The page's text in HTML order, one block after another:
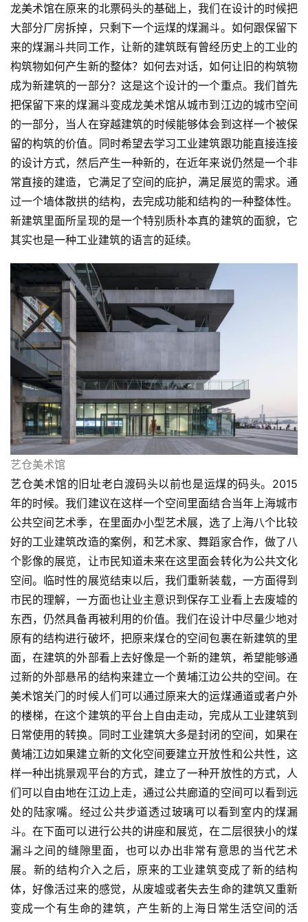
龙美术馆在原来的北票码头的基础上，我们在设计的时候把
大部分厂房拆掉，只剩下一个运煤的煤漏斗。如何跟保留下
来的煤漏斗共同工作，让新的建筑既有曾经历史上的工业的
构筑物如何产生新的整体？如何去对话，如何让旧的构筑物
成为新建筑的一部分？这是这个设计的一个重点。我们首先
把保留下来的煤漏斗变成龙美术馆从城市到江边的城市空间
的一部分，当人在穿越建筑的时候能够体会到这样一个被保
留的构筑的价值。同时希望去学习工业建筑跟功能直接连接
的设计方式，然后产生一种新的，在近年来说仍然是一个非
常直接的建造，它满足了空间的庇护，满足展览的需求。通
过一个墙体散拱的结构，去完成功能和结构的一种整体性。
新建筑里面所呈现的是一个特别质朴本真的建筑的面貌，它
其实也是一种工业建筑的语言的延续。
艺仓美术馆
艺仓美术馆的旧址老白渡码头以前也是运煤的码头。2015
年的时候。我们建议在这样一个空间里面结合当年上海城市
公共空间艺术季，在里面办小型艺术展，选了上海八个比较
好的工业建筑改造的案例，和艺术家、舞蹈家合作，做了八
个影像的展览，让市民知道未来在这里面会转化为公共文化
空间。临时性的展览结束以后，我们重新装载，一方面得到
市民的理解，一方面也让业主意识到保存工业看上去废墟的
东西，仍然具备再被利用的价值。我们在设计中尽量少地对
原有的结构进行破坏，把原来煤仓的空间包裹在新建筑的里
面，在建筑的外部看上去好像是一个新的建筑，希望能够通
过新的外部悬吊的结构来建立一个黄埔江边公共的空间。在
美术馆关门的时候人们可以通过原来大的运煤通道或者户外
的楼梯，在这个建筑的平台上自由走动，完成从工业建筑到
日常使用的转换。同时工业建筑大多是封闭的空间，如果在
黄埔江边如果建立新的文化空间要建立开放性和公共性，这
样一种出挑景观平台的方式，建立了一种开放性的方式，人
们可以自由地在江边上走，通过公共廊道的空间可以看到远
处的陆家嘴。经过公共步道透过玻璃可以看到室内的煤漏
斗。在下面可以进行公共的讲座和展览，在二层很狭小的煤
漏斗之间的缝隙里面，也可以办出非常有意思的当代艺术
展。新的结构介入之后，原来的工业建筑变成了新的结构
体，好像活过来的感觉，从废墟或者失去生命的建筑又重新
变成一个有生命的建筑，产生新的上海日常生活空间的活